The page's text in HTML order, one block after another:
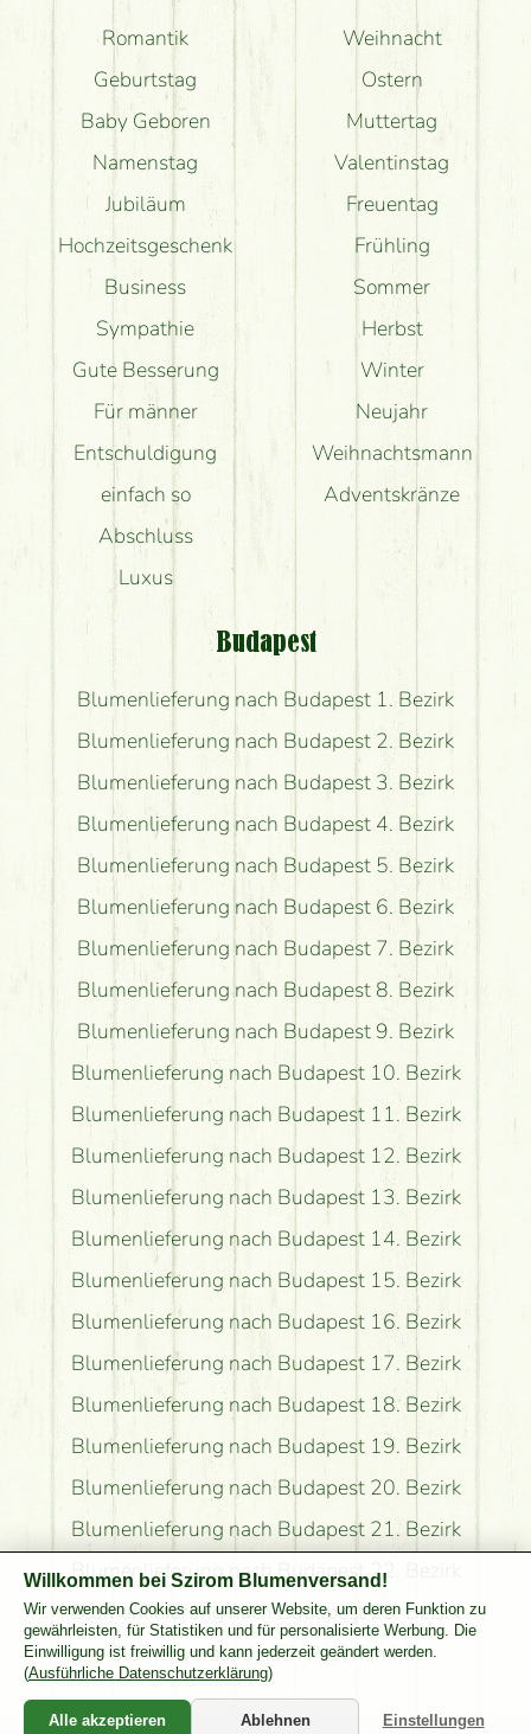
Romantik
Geburtstag
Baby Geboren
Namenstag
Jubiläum
Hochzeitsgeschenk
Business
Sympathie
Gute Besserung
Für männer
Entschuldigung
einfach so
Abschluss
Luxus
Weihnacht
Ostern
Muttertag
Valentinstag
Freuentag
Frühling
Sommer
Herbst
Winter
Neujahr
Weihnachtsmann
Adventskränze
Budapest
Blumenlieferung nach Budapest 1. Bezirk
Blumenlieferung nach Budapest 2. Bezirk
Blumenlieferung nach Budapest 3. Bezirk
Blumenlieferung nach Budapest 4. Bezirk
Blumenlieferung nach Budapest 5. Bezirk
Blumenlieferung nach Budapest 6. Bezirk
Blumenlieferung nach Budapest 7. Bezirk
Blumenlieferung nach Budapest 8. Bezirk
Blumenlieferung nach Budapest 9. Bezirk
Blumenlieferung nach Budapest 10. Bezirk
Blumenlieferung nach Budapest 11. Bezirk
Blumenlieferung nach Budapest 12. Bezirk
Blumenlieferung nach Budapest 13. Bezirk
Blumenlieferung nach Budapest 14. Bezirk
Blumenlieferung nach Budapest 15. Bezirk
Blumenlieferung nach Budapest 16. Bezirk
Blumenlieferung nach Budapest 17. Bezirk
Blumenlieferung nach Budapest 18. Bezirk
Blumenlieferung nach Budapest 19. Bezirk
Blumenlieferung nach Budapest 20. Bezirk
Blumenlieferung nach Budapest 21. Bezirk
Blumenlieferung nach Budapest 22. Bezirk
Blumenlieferung nach Budapest 23. Bezirk
Blumenversand nach Pest Komitat
Willkommen bei Szirom Blumenversand!
Wir verwenden Cookies auf unserer Website, um deren Funktion zu
gewährleisten, für Statistiken und für personalisierte Werbung. Die
Einwilligung ist freiwillig und kann jederzeit geändert werden.
(Ausführliche Datenschutzerklärung)
Alle akzeptieren Ablehnen Einstellungen